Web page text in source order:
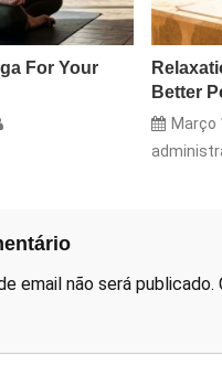
For Your
Better
Março
email não será publicado.